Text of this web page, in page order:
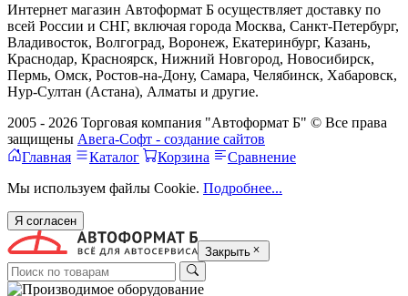
Интернет магазин Автоформат Б осуществляет доставку по
всей России и СНГ, включая города Москва, Санкт-Петербург,
Владивосток, Волгоград, Воронеж, Екатеринбург, Казань,
Краснодар, Красноярск, Нижний Новгород, Новосибирск,
Пермь, Омск, Ростов-на-Дону, Самара, Челябинск, Хабаровск,
Нур-Султан (Астана), Алматы и другие.
2005 - 2026 Торговая компания "Автоформат Б" © Все права
защищены Авега-Софт - создание сайтов
Главная
Каталог Корзина
Сравнение
Мы используем файлы Cookie. Подробнее...
Я согласен
Закрыть